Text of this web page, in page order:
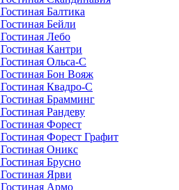
Гостиная Айно NEW
Гостиная Ари-Прованс
Гостиная Бьерт
Гостиная Рауна
Гостиная Дания NEW
Гостиная Бостон
Гостиная Скандия
Гостиная ПЕННИ
Гостиная Гранада
Гостиная Викинг
Гостиная Скандинавия
Гостиная Балтика
Гостиная Бейли
Гостиная Лебо